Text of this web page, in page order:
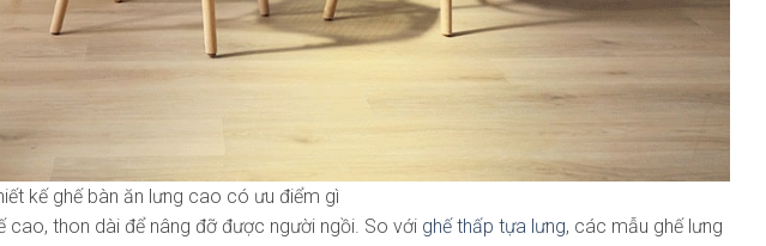
kế ghế bàn ăn lưng cao có ưu điểm gì
thon dài để nâng đỡ được người ngồi. So với ghế thấp tựa lưng, các mẫu ghế lưng